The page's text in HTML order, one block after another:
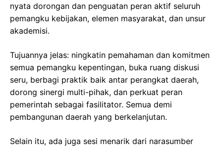
nyata dorongan dan penguatan peran aktif seluruh
pemangku kebijakan, elemen masyarakat, dan unsur
akademisi.
Tujuannya jelas: ningkatin pemahaman dan komitmen
semua pemangku kepentingan, buka ruang diskusi
seru, berbagi praktik baik antar perangkat daerah,
dorong sinergi multi-pihak, dan perkuat peran
pemerintah sebagai fasilitator. Semua demi
pembangunan daerah yang berkelanjutan.
Selain itu, ada juga sesi menarik dari narasumber